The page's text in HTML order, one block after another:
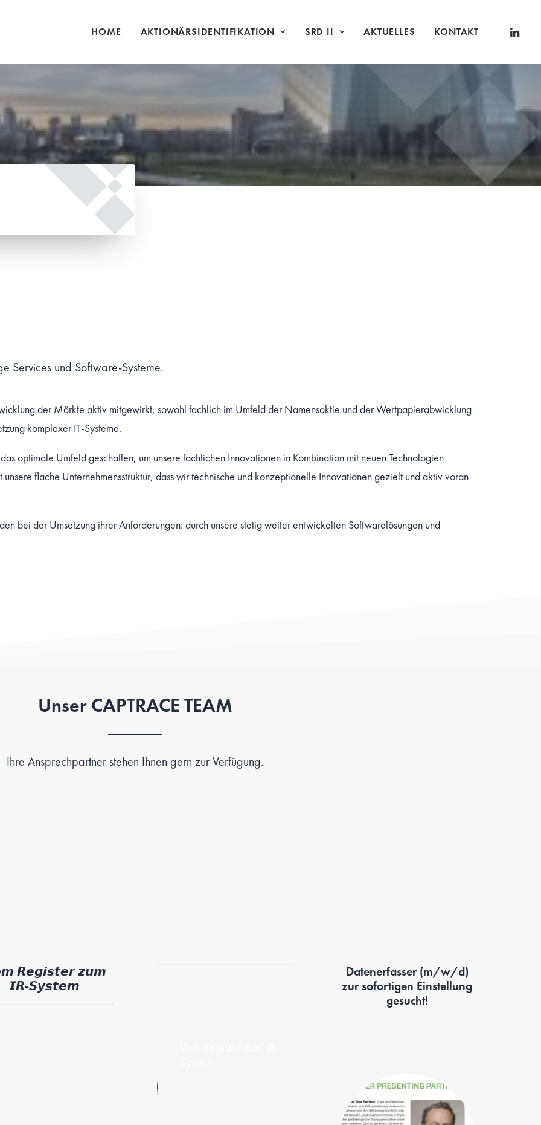
HOME AKTIONÄRSIDENTIFIKATION SRD II AKTUELLES KONTAKT
Services und Software-Systeme.
der Märkte aktiv mitgewirkt, sowohl fachlich im Umfeld der Namensaktie und der Wertpapierabwicklung
komplexer IT-Systeme.
optimale Umfeld geschaffen, um unsere fachlichen Innovationen in Kombination mit neuen Technologien
flache Unternehmensstruktur, dass wir technische und konzeptionelle Innovationen gezielt und aktiv voran
bei der Umsetzung ihrer Anforderungen: durch unsere stetig weiter entwickelten Softwarelösungen und
Unser CAPTRACE TEAM
Ihre Ansprechpartner stehen Ihnen gern zur Verfügung.
𝙍𝙚𝙜𝙞𝙨𝙩𝙚𝙧 𝙯𝙪𝙢
𝙄𝙍-𝙎𝙮𝙨𝙩𝙚𝙢
Datenerfasser (m/w/d)
zur sofortigen Einstellung
gesucht!